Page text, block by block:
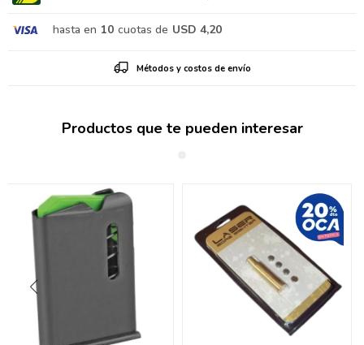
hasta en 10 cuotas de USD 4,20
Métodos y costos de envío
Productos que te pueden interesar